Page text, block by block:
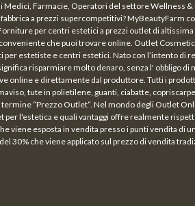
Medici, Farmacie, Operatori del settore Wellness
a prezzi supercompetitivi? MyBeautyFarm
per centri estetici a prezzi outlet di
che puoi trovare online. Outlet
estetiste e centri estetici. Nato con l’intento di
risparmiare molto denaro, senza l' obbligo di
online e direttamente dal produttore. Tutti i
tute in polietilene, guanti, ciabatte,
“Prezzo Outlet“. Nel mondo degli Outlet
l'estetica e quali vantaggi offre realmente
viene esposta in vendita presso i punti vendita di
30% che viene applicato sul prezzo di vendita